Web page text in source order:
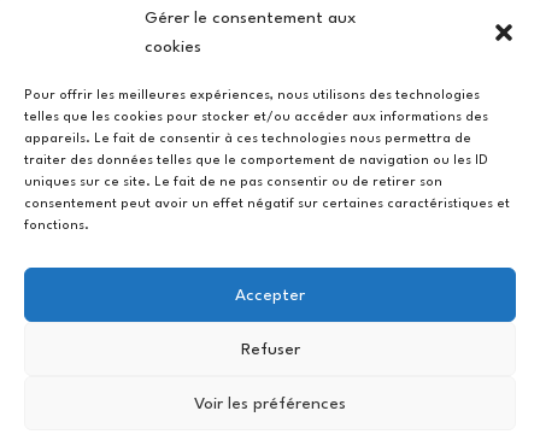
Gérer le consentement aux
cookies
Pour offrir les meilleures expériences, nous utilisons des technologies
telles que les cookies pour stocker et/ou accéder aux informations des
appareils. Le fait de consentir à ces technologies nous permettra de
traiter des données telles que le comportement de navigation ou les ID
uniques sur ce site. Le fait de ne pas consentir ou de retirer son
consentement peut avoir un effet négatif sur certaines caractéristiques et
fonctions.
Accepter
Refuser
Voir les préférences
viedulieu@quatrequarts.coop
Politique de cookies (UE)